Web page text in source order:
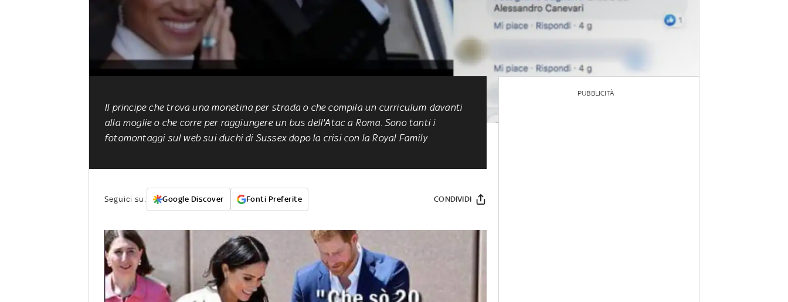
Il principe che trova una monetina per strada o che compila un curriculum davanti
alla moglie o che corre per raggiungere un bus dell'Atac a Roma. Sono tanti i
fotomontaggi sul web sui duchi di Sussex dopo la crisi con la Royal Family
Seguici su: Google Discover Fonti Preferite CONDIVIDI
PUBBLICITÀ